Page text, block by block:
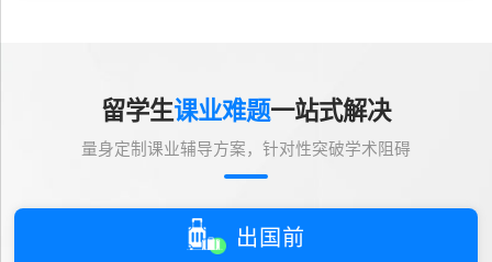
留学生课业难题一站式解决
量身定制课业辅导方案，针对性突破学术阻碍
出国前